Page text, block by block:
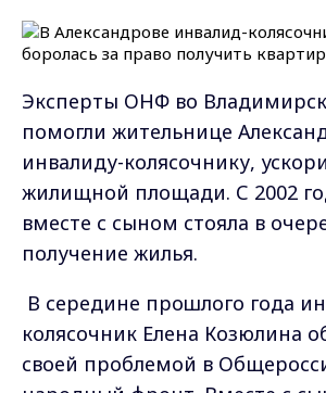
Эксперты ОНФ во
помогли жительнице
инвалиду-колясочнику,
жилищной площади. С 2002
вместе с сыном стояла в
получение жилья.
В середине прошлого года
колясочник Елена Козюлина
своей проблемой в